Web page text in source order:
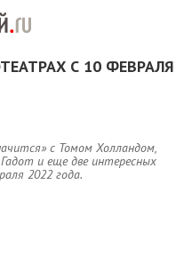
С 10 ФЕВРАЛЯ
с Томом Холландом,
и еще две интересных
2022 года.